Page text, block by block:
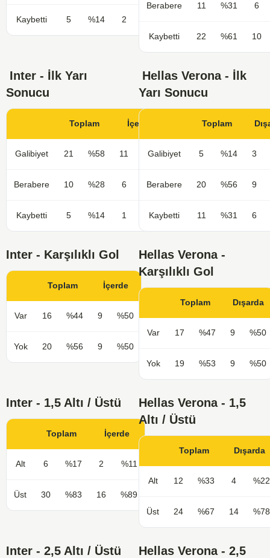
Kaybetti 5 %14 2
Berabere 11 %31 6
Kaybetti 22 %61 10
Inter - İlk Yarı
Sonucu
Toplam İçerde
Galibiyet 21 %58 11 %61
Berabere 10 %28 6 %33
Kaybetti 5 %14 1 %6
Hellas Verona - İlk
Yarı Sonucu
Toplam
Galibiyet 5 %14 3
Berabere 20 %56 9
Kaybetti 11 %31 6
Inter - Karşılıklı Gol
Toplam İçerde
Var 16 %44 9 %50
Yok 20 %56 9 %50
Hellas Verona -
Karşılıklı Gol
Toplam Dışarda
Var 17 %47 9 %50
Yok 19 %53 9 %50
Inter - 1,5 Altı / Üstü
Toplam İçerde
Alt 6 %17 2 %11
Üst 30 %83 16 %89
Hellas Verona - 1,5
Altı / Üstü
Toplam Dışarda
Alt 12 %33 4 %22
Üst 24 %67 14 %78
Inter - 2,5 Altı / Üstü
Hellas Verona - 2,5